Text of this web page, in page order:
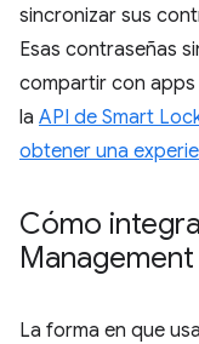
sincronizar sus
Esas contraseñas
compartir con
la API de Smart
obtener una
Cómo
La forma en que